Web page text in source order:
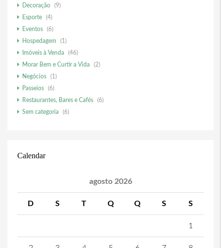
Decoração
(9)
Esporte
(4)
Eventos
(6)
Hospedagem
(1)
Imóveis à Venda
(46)
Morar Bem e Curtir a Vida
(2)
Negócios
(1)
Passeios
(6)
Restaurantes, Bares e Cafés
(6)
Sem categoria
(6)
Calendar
agosto 2026
D S T Q Q S S
1